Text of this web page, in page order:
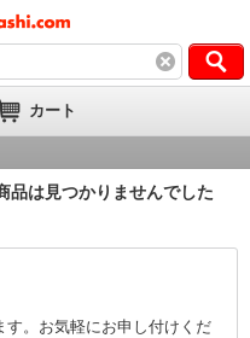
カート
品は見つかりませんでした
す。お気軽にお申し付けくだ